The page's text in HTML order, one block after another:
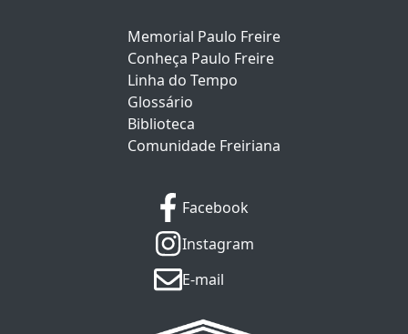
Memorial Paulo Freire
Conheça Paulo Freire
Linha do Tempo
Glossário
Biblioteca
Comunidade Freiriana
Facebook
Instagram
E-mail